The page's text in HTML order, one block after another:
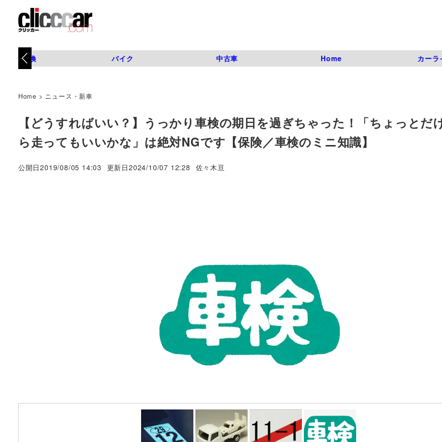
タイヤ交換 バイク 中古車 Home カーラ
Home > ニュース・新車
【どうすればいい？】うっかり車検の期日を過ぎちゃった！「ちょっとだ
ら走ってもいいかな」は絶対NGです【保険／車検のミニ知識】
公開日2019/08/05 14:03 更新日2024/10/07 12:28 著
佐々木亘